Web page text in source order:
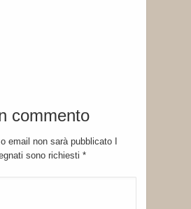
commento
email non sarà pubblicato I
sono richiesti *